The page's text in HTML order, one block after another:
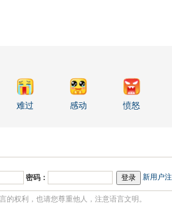
难过 感动 愤怒
密码： 新用户